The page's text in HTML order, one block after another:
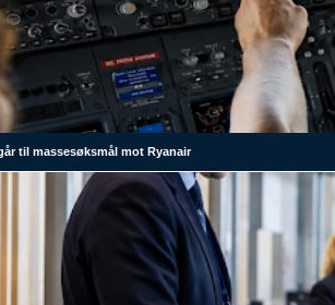
til massesøksmål mot Ryanair